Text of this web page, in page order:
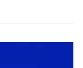
業能力。本書內